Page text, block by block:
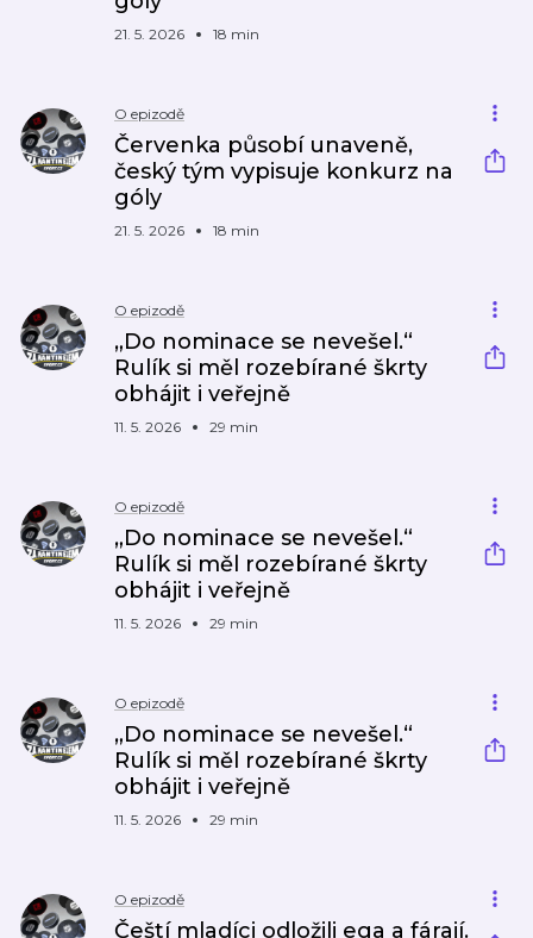
21. 5. 2026 18 min
O epizodě
Červenka působí unaveně,
český tým vypisuje konkurz na
góly
21. 5. 2026 18 min
O epizodě
„Do nominace se nevešel.“
Rulík si měl rozebírané škrty
obhájit i veřejně
11. 5. 2026 29 min
O epizodě
„Do nominace se nevešel.“
Rulík si měl rozebírané škrty
obhájit i veřejně
11. 5. 2026 29 min
O epizodě
„Do nominace se nevešel.“
Rulík si měl rozebírané škrty
obhájit i veřejně
11. 5. 2026 29 min
O epizodě
Čeští mladíci odložili ega a fárají.